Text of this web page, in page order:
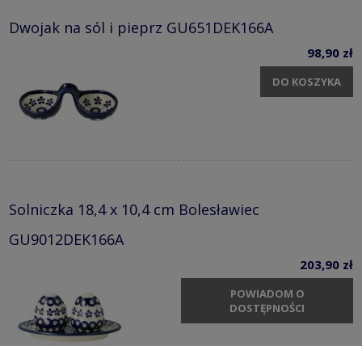
Dwojak na sól i pieprz GU651DEK166A
98,90 zł
DO KOSZYKA
Solniczka 18,4 x 10,4 cm Bolesławiec
GU9012DEK166A
203,90 zł
POWIADOM O
DOSTĘPNOŚCI